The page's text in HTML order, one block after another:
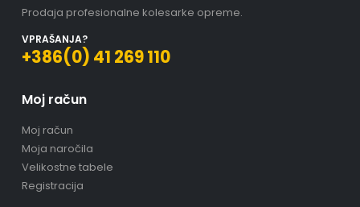
Prodaja profesionalne kolesarke opreme.
VPRAŠANJA?
+386(0) 41 269 110
Moj račun
Moj račun
Moja naročila
Velikostne tabele
Registracija